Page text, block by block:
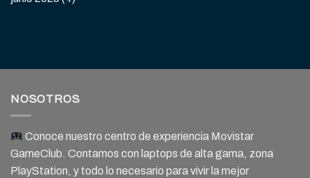
NOSOTROS
Conoce nuestro centro de experiencia Movistar
GameClub. Contamos con laptops de alta gama, zona
PlayStation, y todo lo necesario para vivir la mejor